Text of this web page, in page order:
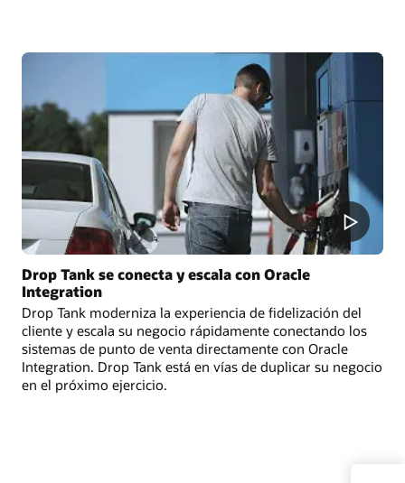
Drop Tank se conecta y escala con Oracle
Integration
Drop Tank moderniza la experiencia de fidelización del
cliente y escala su negocio rápidamente conectando los
sistemas de punto de venta directamente con Oracle
Integration. Drop Tank está en vías de duplicar su negocio
en el próximo ejercicio.